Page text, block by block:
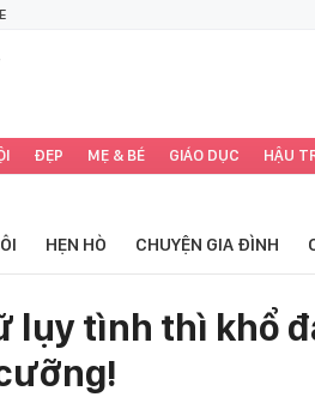
ĐẸP MẸ & BÉ GIÁO DỤC HẬU
HẸN HÒ CHUYỆN GIA ĐÌNH
lụy tình thì khổ